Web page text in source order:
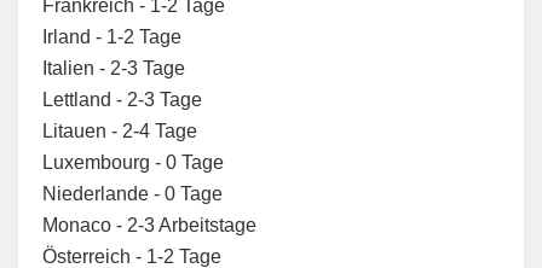
Frankreich - 1-2 Tage
Irland - 1-2 Tage
Italien - 2-3 Tage
Lettland - 2-3 Tage
Litauen - 2-4 Tage
Luxembourg - 0 Tage
Niederlande - 0 Tage
Monaco - 2-3 Arbeitstage
Österreich - 1-2 Tage